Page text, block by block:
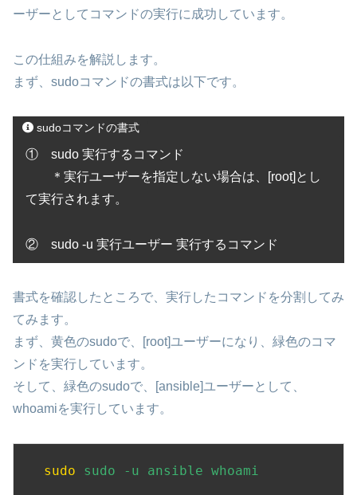
ーザーとしてコマンドの実行に成功しています。
この仕組みを解説します。
まず、sudoコマンドの書式は以下です。
sudoコマンドの書式
① sudo 実行するコマンド
＊実行ユーザーを指定しない場合は、[root]とし
て実行されます。
② sudo -u 実行ユーザー 実行するコマンド
書式を確認したところで、実行したコマンドを分割してみ
てみます。
まず、黄色のsudoで、[root]ユーザーになり、緑色のコマ
ンドを実行しています。
そして、緑色のsudoで、[ansible]ユーザーとして、
whoamiを実行しています。
sudo sudo -u ansible whoami